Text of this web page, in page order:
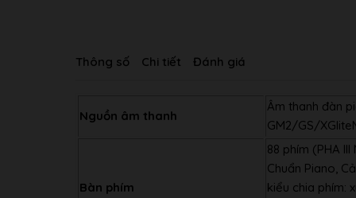
Thông số Chi tiết Đánh giá
Nguồn âm thanh
Âm thanh đàn
GM2/GS/
Bàn phím
88 phím (PHA
Chuẩn Piano,
kiểu chia phím: